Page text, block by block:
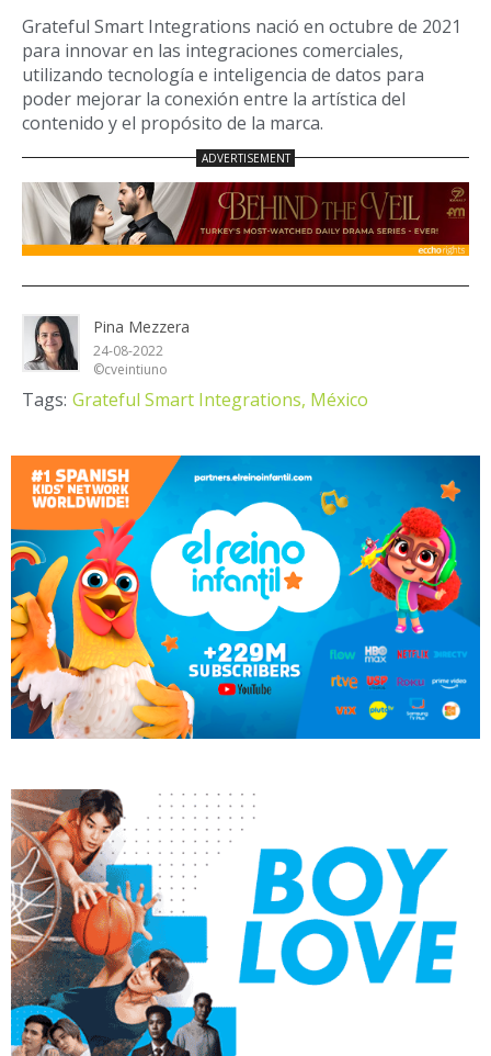
Grateful Smart Integrations nació en octubre de 2021
para innovar en las integraciones comerciales,
utilizando tecnología e inteligencia de datos para
poder mejorar la conexión entre la artística del
contenido y el propósito de la marca.
Pina Mezzera
24-08-2022
©cveintiuno
Tags: Grateful Smart Integrations, México